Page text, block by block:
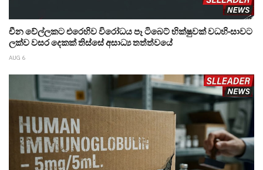
චීන වේල්ලකට එරෙහිව විරෝධය පෑ ටිබෙට් භික්ෂුවක් වධහිංසාවට
ලක්ව වසර දෙකක් තිස්සේ අසාධ්‍ය තත්ත්වයේ
AUG 6